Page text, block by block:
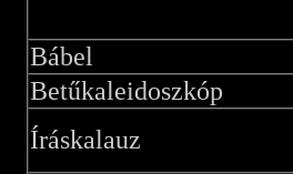
Bábel
Betűkaleidoszkóp
Íráskalauz